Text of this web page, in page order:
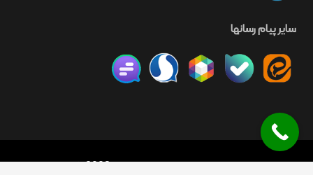
سایر پیام رسانها
©2008MPST. All rights reserved